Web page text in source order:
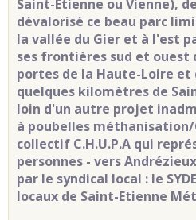
Saint-Etienne ou Vienne),
dévalorisé ce beau parc
la vallée du Gier et à l'est
ses frontières sud et ouest
portes de la Haute-Loire et
quelques kilomètres de
loin d'un autre projet
à poubelles méthanisation/
collectif C.H.U.P.A qui
personnes - vers
par le syndical local : le
locaux de Saint-Etienne